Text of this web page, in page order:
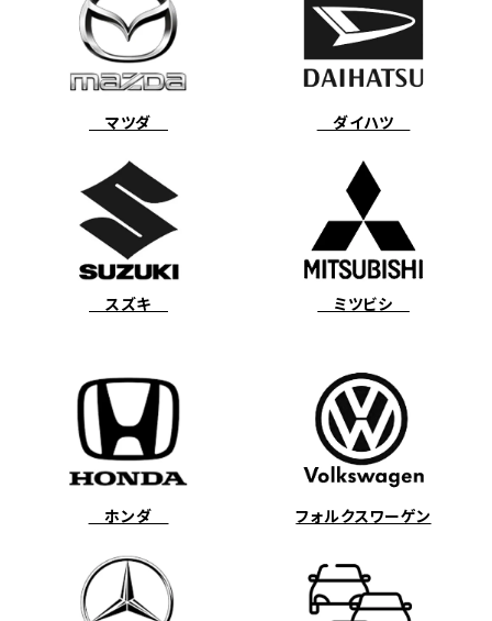
マツダ ダイハツ
スズキ ミツビシ
ホンダ フォルクスワーゲン